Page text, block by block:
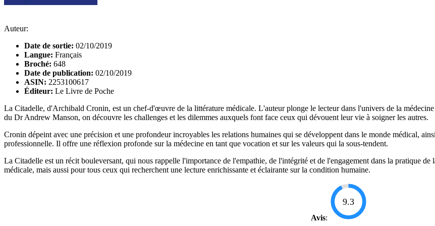
Auteur:
Date de sortie: 02/10/2019
Langue: Français
Broché: 648
Date de publication: 02/10/2019
ASIN: 2253100617
Éditeur: Le Livre de Poche
La Citadelle, d'Archibald Cronin, est un chef-d'œuvre de la littérature médicale. L'auteur plonge le lecteur dans l'univers de la
du Dr Andrew Manson, on découvre les challenges et les dilemmes auxquels font face ceux qui dévouent leur vie à soigner les autres.
Cronin dépeint avec une précision et une profondeur incroyables les relations humaines qui se développent dans le monde médical,
professionnelle. Il offre une réflexion profonde sur la médecine en tant que vocation et sur les valeurs qui la sous-tendent.
La Citadelle est un récit bouleversant, qui nous rappelle l'importance de l'empathie, de l'intégrité et de l'engagement dans la pratique
médicale, mais aussi pour tous ceux qui recherchent une lecture enrichissante et éclairante sur la condition humaine.
Avis:
9.3